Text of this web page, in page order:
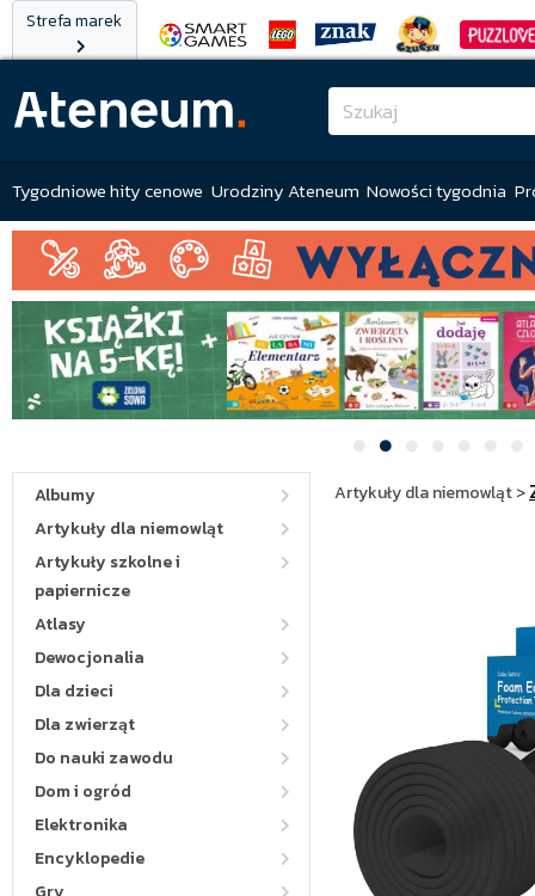
Strefa marek
Tygodniowe hity cenowe Urodziny Ateneum Nowości tygodnia
Albumy
Artykuły dla niemowląt
Artykuły szkolne i
papiernicze
Atlasy
Dewocjonalia
Dla dzieci
Dla zwierząt
Do nauki zawodu
Dom i ogród
Elektronika
Encyklopedie
Artykuły dla niemowląt>